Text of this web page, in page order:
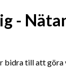
-
bidra till att